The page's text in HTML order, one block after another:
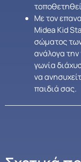
Με τον
Midea Kid
σώματος
ανάλογα
γωνία
να
παιδιά σας.